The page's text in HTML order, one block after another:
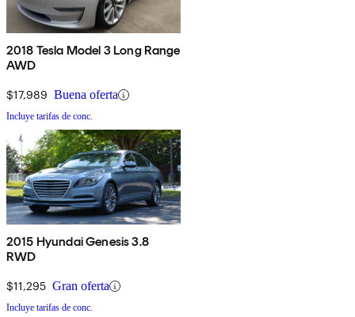
2018 Tesla Model 3 Long Range
AWD
$17,989 Buena oferta
Incluye tarifas de conc.
2015 Hyundai Genesis 3.8
RWD
$11,295 Gran oferta
Incluye tarifas de conc.